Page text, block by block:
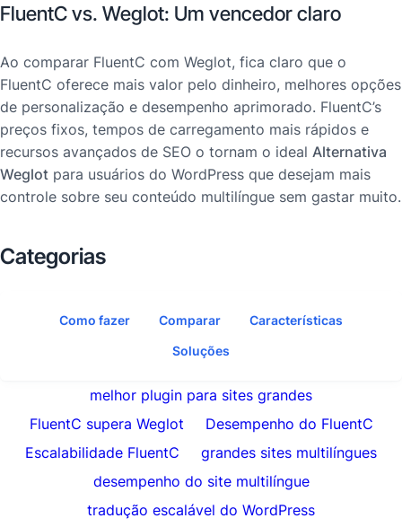
FluentC vs. Weglot: Um vencedor claro
Ao comparar FluentC com Weglot, fica claro que o
FluentC oferece mais valor pelo dinheiro, melhores opções
de personalização e desempenho aprimorado. FluentC’s
preços fixos, tempos de carregamento mais rápidos e
recursos avançados de SEO o tornam o ideal Alternativa
Weglot para usuários do WordPress que desejam mais
controle sobre seu conteúdo multilíngue sem gastar muito.
Categorias
Como fazer Comparar
Características
Soluções
melhor plugin para sites grandes
FluentC supera Weglot
Desempenho do FluentC
Escalabilidade FluentC
grandes sites multilíngues
desempenho do site multilíngue
tradução escalável do WordPress